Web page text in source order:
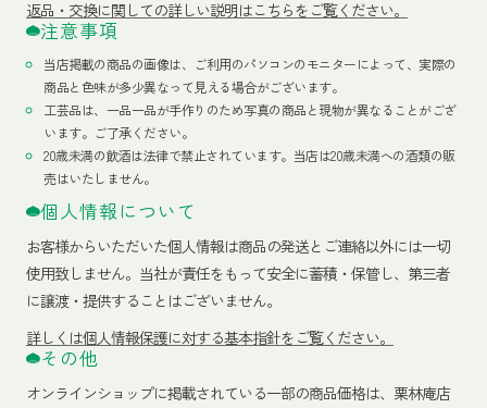
返品・交換に関しての詳しい説明はこちらをご覧ください。
注意事項
当店掲載の商品の画像は、ご利用のパソコンのモニターによって、実際の
商品と色味が多少異なって見える場合がございます。
工芸品は、一品一品が手作りのため写真の商品と現物が異なることがござ
います。ご了承ください。
20歳未満の飲酒は法律で禁止されています。当店は20歳未満への酒類の販
売はいたしません。
個人情報について
お客様からいただいた個人情報は商品の発送とご連絡以外には一切
使用致しません。当社が責任をもって安全に蓄積・保管し、第三者
に譲渡・提供することはございません。
詳しくは個人情報保護に対する基本指針をご覧ください。
その他
オンラインショップに掲載されている一部の商品価格は、栗林庵店